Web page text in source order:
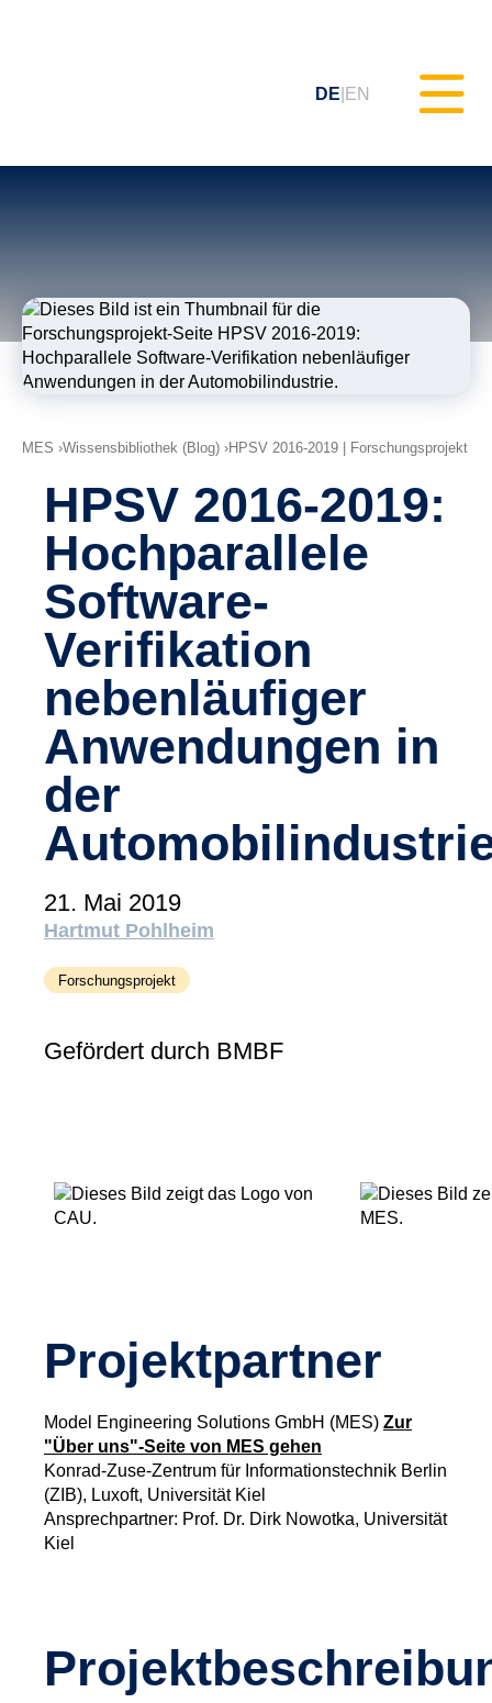
DE EN
Qualitäts-Monitoring (MQC)
Modellverbesserung (MoRe)
(Prozessberatung)
Schulungen & Webinare
(tudoor academy)
Support
MXAM
MQC
MoRe
Wissensbibliothek (Blog)
Über uns
Karriere
Impressum
AGB
Datenschutz
HPSV 2016-2019:
Hochparallele
Software-
Verifikation
nebenläufiger
Anwendungen in
der
21. Mai 2019
Hartmut Pohlheim
Forschungsprojekt
Gefördert durch BMBF
Projektpartner
Model Engineering Solutions GmbH (MES) Zur
"Über uns"-Seite von MES gehen
Konrad-Zuse-Zentrum für Informationstechnik Berlin
(ZIB), Luxoft, Universität Kiel
Ansprechpartner: Prof. Dr. Dirk Nowotka, Universität
Kiel
MES Wissensbibliothek (Blog) HPSV 2016-2019 | Forschungsprojekt